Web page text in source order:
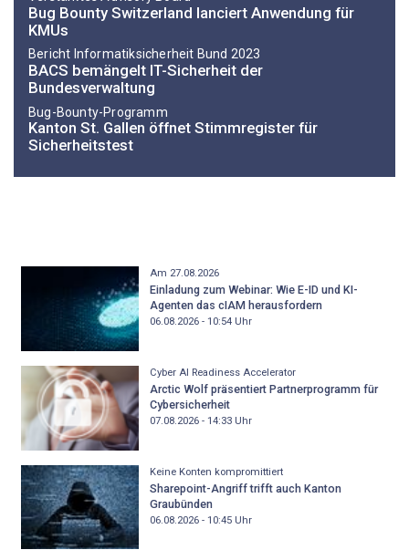
Bug Bounty Switzerland lanciert Anwendung für
KMUs
Bericht Informatiksicherheit Bund 2023
BACS bemängelt IT-Sicherheit der
Bundesverwaltung
Bug-Bounty-Programm
Kanton St. Gallen öffnet Stimmregister für
Sicherheitstest
Am 27.08.2026
Einladung zum Webinar: Wie E-ID und KI-
Agenten das cIAM herausfordern
06.08.2026 - 10:54Uhr
Cyber AI Readiness Accelerator
Arctic Wolf präsentiert Partnerprogramm für
Cybersicherheit
07.08.2026 - 14:33Uhr
Keine Konten kompromittiert
Sharepoint-Angriff trifft auch Kanton
Graubünden
06.08.2026 - 10:45Uhr